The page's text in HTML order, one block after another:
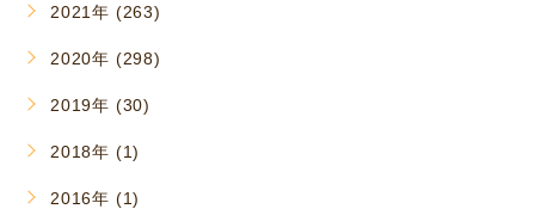
2021年 (263)
2020年 (298)
2019年 (30)
2018年 (1)
2016年 (1)